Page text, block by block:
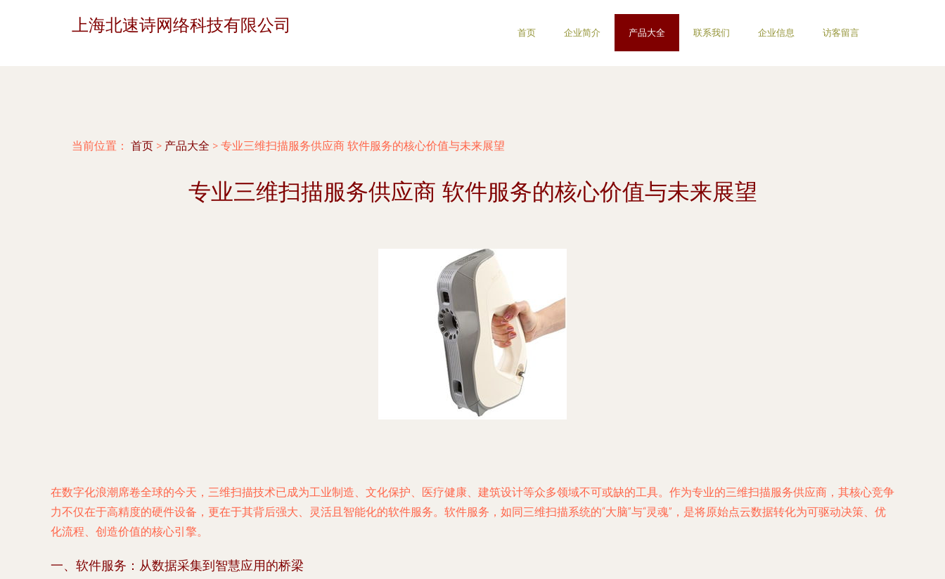
上海北速诗网络科技有限公司 首页 企业简介 产品大全 联系我们 企业信息 访客留言
当前位置： 首页 > 产品大全 > 专业三维扫描服务供应商 软件服务的核心价值与未来展望
专业三维扫描服务供应商 软件服务的核心价值与未来展望
在数字化浪潮席卷全球的今天，三维扫描技术已成为工业制造、文化保护、医疗健康、建筑设计等众多领域不可或缺的工具。作为专业的三维扫描服务供应商，其核心竞争
力不仅在于高精度的硬件设备，更在于其背后强大、灵活且智能化的软件服务。软件服务，如同三维扫描系统的“大脑”与“灵魂”，是将原始点云数据转化为可驱动决策、优
化流程、创造价值的核心引擎。
一、软件服务：从数据采集到智慧应用的桥梁